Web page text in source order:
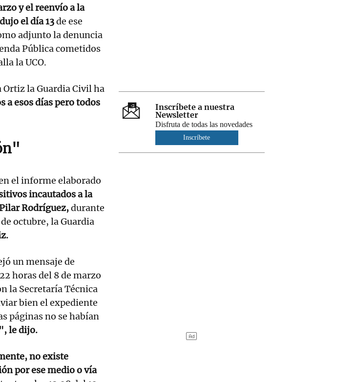
y el reenvío a la
el día 13de ese
adjunto la denuncia
Pública cometidos
la UCO.
la Guardia Civil ha
a esos días pero todos
el informe elaborado
incautados a la
Rodríguez,durante
octubre, la Guardia
un mensaje de
horas del 8 de marzo
la Secretaría Técnica
bien el expediente
páginas no se habían
le dijo.
no existe
por ese medio o vía
Inscríbete a nuestra
Newsletter
Disfruta de todas las novedades
Inscríbete